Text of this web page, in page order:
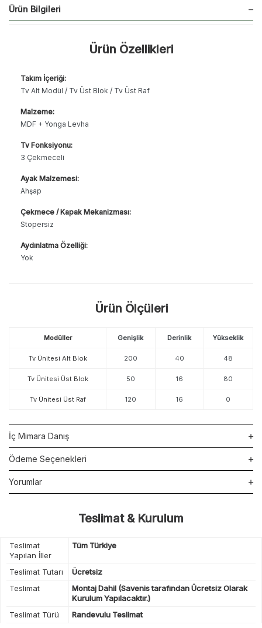
Ürün Bilgileri
Ürün Özellikleri
Takım İçeriği:
Tv Alt Modül / Tv Üst Blok / Tv Üst Raf
Malzeme:
MDF + Yonga Levha
Tv Fonksiyonu:
3 Çekmeceli
Ayak Malzemesi:
Ahşap
Çekmece / Kapak Mekanizması:
Stopersiz
Aydınlatma Özelliği:
Yok
Ürün Ölçüleri
Modüller Genişlik Derinlik Yükseklik
Tv Ünitesi Alt Blok 200 40 48
Tv Ünitesi Üst Blok 50 16 80
Tv Ünitesi Üst Raf 120 16 0
İç Mimara Danış
Ödeme Seçenekleri
Yorumlar
Teslimat & Kurulum
Teslimat
Yapılan İller
Tüm Türkiye
Teslimat Tutarı
Ücretsiz
Teslimat
Montaj Dahil (Savenis tarafından Ücretsiz Olarak
Kurulum Yapılacaktır.)
Teslimat Türü
Randevulu Teslimat